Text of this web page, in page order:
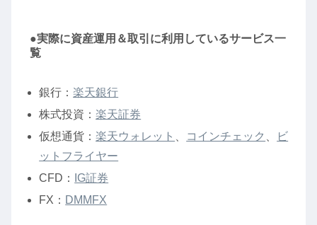
●実際に資産運用＆取引に利用しているサービス一
覧
銀行：楽天銀行
株式投資：楽天証券
仮想通貨：楽天ウォレット コインチェック
ビ
ットフライヤー
CFD：
IG証券
FX： DMMFX